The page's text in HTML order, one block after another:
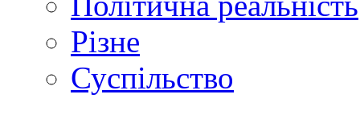
Різне
Суспільство